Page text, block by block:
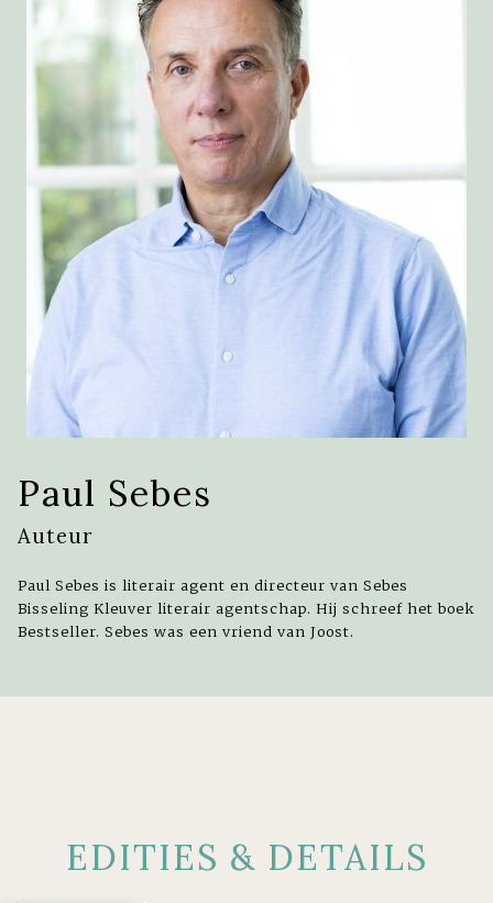
Paul Sebes
Auteur
Paul Sebes is literair agent en directeur van Sebes
Bisseling Kleuver literair agentschap. Hij schreef het boek
Bestseller. Sebes was een vriend van Joost.
EDITIES & DETAILS